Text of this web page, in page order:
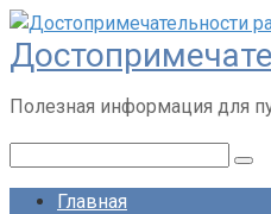
Перейти
к
контенту
Полезная информация для
Главная